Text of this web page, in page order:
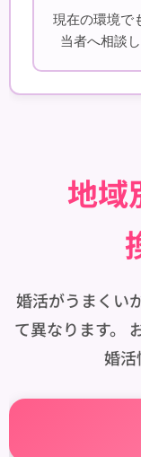
現在の環境で
当者へ相談
🗾 地
婚活がうまくい
て異なります。
婚活